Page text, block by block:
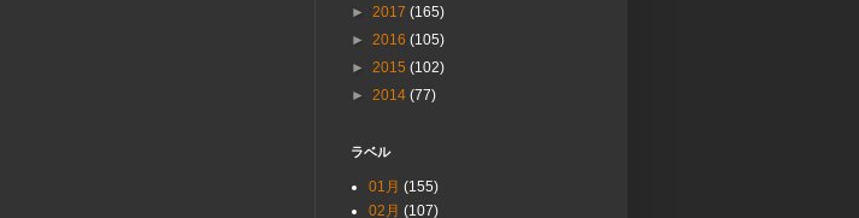
► 2017 (165)
► 2016 (105)
► 2015 (102)
► 2014 (77)
ラベル
01月 (155)
02月 (107)